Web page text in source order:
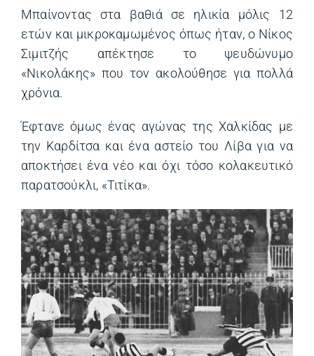
Μπαίνοντας στα βαθιά σε ηλικία μόλις 12
ετών και μικροκαμωμένος όπως ήταν, ο Νίκος
Σιμιτζής απέκτησε το ψευδώνυμο
«Νικολάκης» που τον ακολούθησε για πολλά
χρόνια.
Έφτανε όμως ένας αγώνας της Χαλκίδας με
την Καρδίτσα και ένα αστείο του Λίβα για να
αποκτήσει ένα νέο και όχι τόσο κολακευτικό
παρατσούκλι, «Τιτίκα».